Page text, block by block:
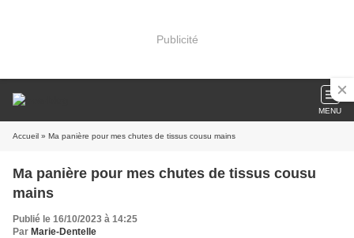
Publicité
MENU
Accueil » Ma panière pour mes chutes de tissus cousu mains
Ma panière pour mes chutes de tissus cousu
mains
Publié le 16/10/2023 à 14:25
Par Marie-Dentelle